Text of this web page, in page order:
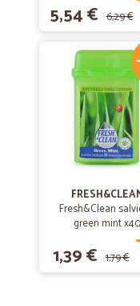
5,54 € 6,29 €
Fresh&Clean
green mint x40
1,39 € 1,79 €